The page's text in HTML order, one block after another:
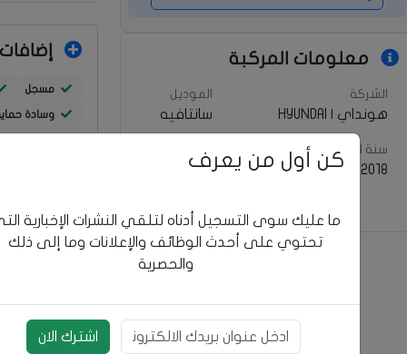
معلومات المركبة
الشركة
هونداي | HYUNDAI
الموديل
سانتافيه
سنة الإنتاج
2018
التصنيف
مركبات
مسجل
وسادة
اضواء
هاند بريك
تدفئة مقود
تحديد مسار
رقم الإعلان: 68716
كن أول من يعرف
ما عليك سوى التسجيل أدناه لتلقي النشرات الإخبارية
تحتوي على أحدث الوظائف والإعلانات وما إلى ذلك
والحصرية
بريد الالكتروني اشترك الان